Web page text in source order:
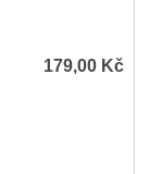
179,00 Kč